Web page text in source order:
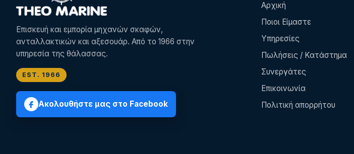
Επισκευή και εμπορία μηχανών σκαφών,
ανταλλακτικών και αξεσουάρ. Από το 1966 στην
υπηρεσία της θάλασσας.
EST. 1966
Ακολουθήστε μας στο Facebook
Αρχική
Ποιοι Είμαστε
Υπηρεσίες
Πωλήσεις / Κατάστημα
Συνεργάτες
Επικοινωνία
Πολιτική απορρήτου